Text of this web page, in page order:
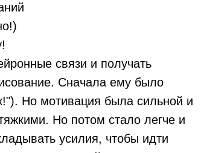
связи и получать
Сначала ему было
Но мотивация была сильной и
Но потом стало легче и
усилия, чтобы идти